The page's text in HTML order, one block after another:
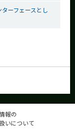
ーフェースとし
報の
いについて